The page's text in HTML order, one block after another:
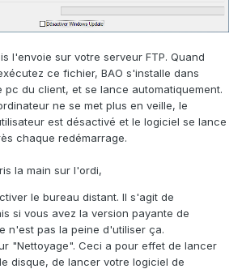
l'envoie sur votre serveur FTP. Quand
ce fichier, BAO s'installe dans
pc du client, et se lance automatiquement.
ne se met plus en veille, le
est désactivé et le logiciel se lance
chaque redémarrage.
la main sur l'ordi,
le bureau distant. Il s'agit de
si vous avez la version payante de
n'est pas la peine d'utiliser ça.
"Nettoyage". Ceci a pour effet de lancer
disque, de lancer votre logiciel de